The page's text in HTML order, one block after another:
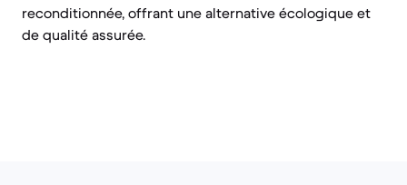
reconditionnée, offrant une alternative écologique et
de qualité assurée.